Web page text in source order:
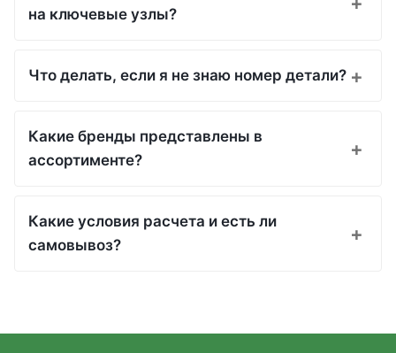
на ключевые узлы?
Что делать, если я не знаю номер детали?
Какие бренды представлены в
ассортименте?
Какие условия расчета и есть ли
самовывоз?